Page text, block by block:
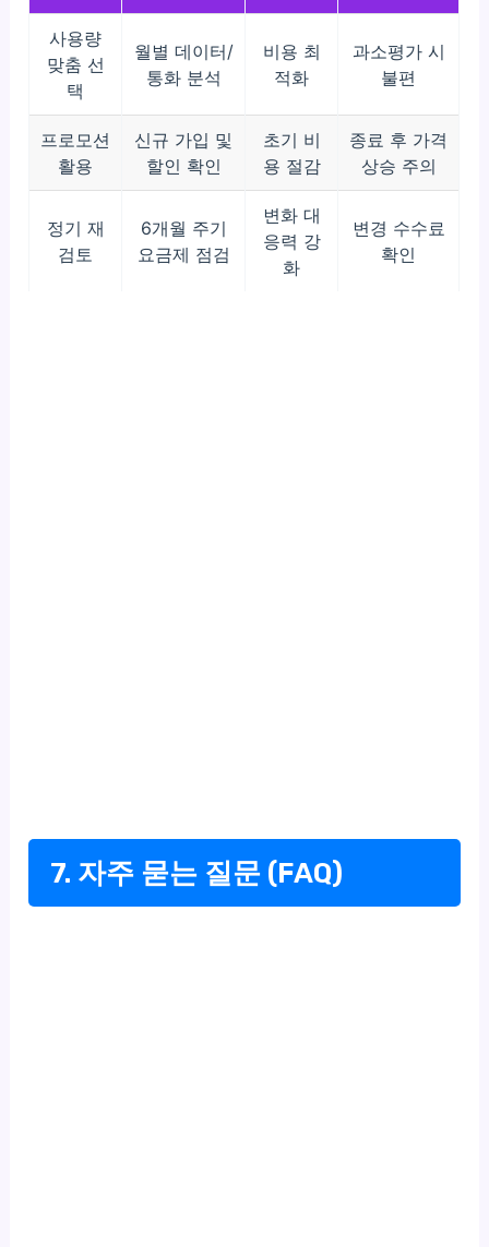
사용량
맞춤 선
택
월별 데이터/
통화 분석
비용 최
적화
과소평가 시
불편
프로모션
활용
신규 가입 및
할인 확인
초기 비
용 절감
종료 후 가격
상승 주의
정기 재
검토
6개월 주기
요금제 점검
변화 대
응력 강
화
변경 수수료
확인
7. 자주 묻는 질문 (FAQ)